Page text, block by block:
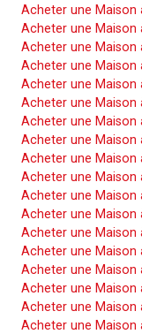
Acheter une Maison
Acheter une Maison
Acheter une Maison
Acheter une Maison
Acheter une Maison
Acheter une Maison
Acheter une Maison
Acheter une Maison
Acheter une Maison
Acheter une Maison
Acheter une Maison
Acheter une Maison
Acheter une Maison
Acheter une Maison
Acheter une Maison
Acheter une Maison
Acheter une Maison
Acheter une Maison